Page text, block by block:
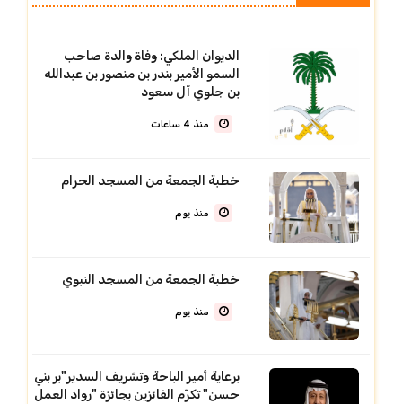
الديوان الملكي: وفاة والدة صاحب
السمو الأمير بندر بن منصور بن عبدالله
بن جلوي آل سعود
منذ 4 ساعات
خطبة الجمعة من المسجد الحرام
منذ يوم
خطبة الجمعة من المسجد النبوي
منذ يوم
برعاية أمير الباحة وتشريف السدير"بر بني
حسن" تكرّم الفائزين بجائزة "رواد العمل